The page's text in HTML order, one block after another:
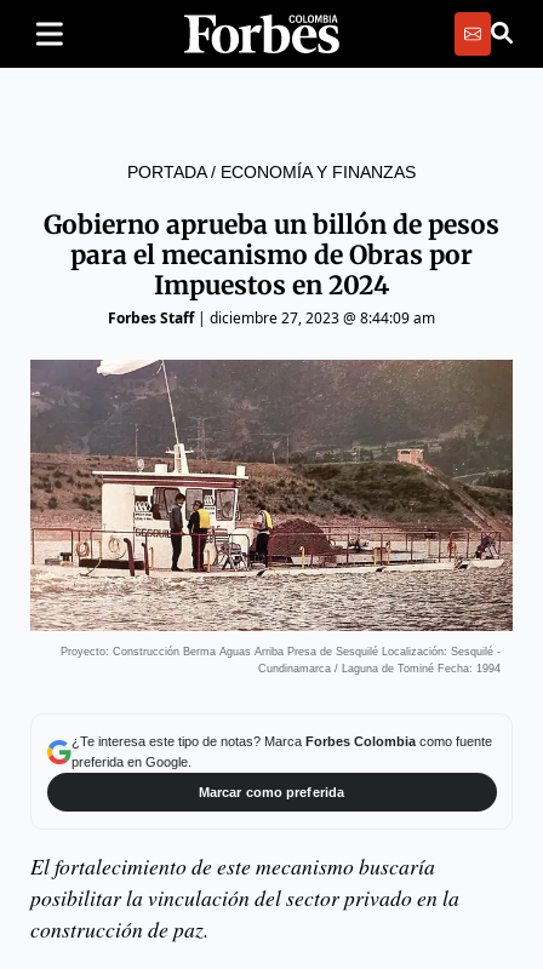
PORTADA/ ECONOMÍA Y FINANZAS
Gobierno aprueba un billón de pesos
para el mecanismo de Obras por
Impuestos en 2024
Forbes Staff| diciembre 27, 2023 @ 8:44:09 am
Proyecto: Construcción Berma Aguas Arriba Presa de Sesquilé Localización: Sesquilé -
Cundinamarca / Laguna de Tominé Fecha: 1994
¿Te interesa este tipo de notas? Marca Forbes Colombiacomo fuente
preferida en Google.
Marcar como preferida
El fortalecimiento de este mecanismo buscaría
posibilitar la vinculación del sector privado en la
construcción de paz.